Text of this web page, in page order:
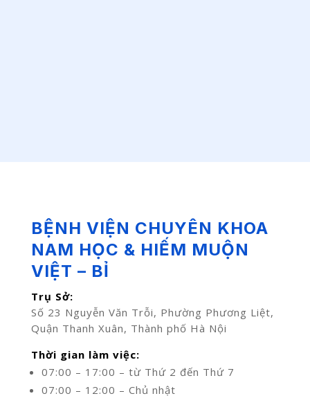
BỆNH VIỆN CHUYÊN KHOA
NAM HỌC & HIẾM MUỘN
VIỆT – BỈ
Trụ Sở:
Số 23 Nguyễn Văn Trỗi, Phường Phương Liệt,
Quận Thanh Xuân, Thành phố Hà Nội
Thời gian làm việc:
07:00 – 17:00 – từ Thứ 2 đến Thứ 7
07:00 – 12:00 – Chủ nhật